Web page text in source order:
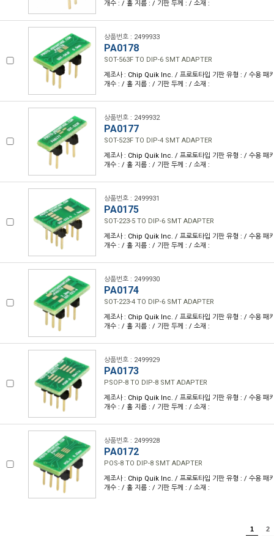
개수 : / 홀 지름 : / 기판 두께 : / 소재 :
상품번호 : 2499933
PA0178
SOT-563F TO DIP-6 SMT ADAPTER
제조사 : Chip Quik Inc. / 프로토타입 기판 유형 : / 수용 패
개수 : / 홀 지름 : / 기판 두께 : / 소재 :
상품번호 : 2499932
PA0177
SOT-523F TO DIP-4 SMT ADAPTER
제조사 : Chip Quik Inc. / 프로토타입 기판 유형 : / 수용 패
개수 : / 홀 지름 : / 기판 두께 : / 소재 :
상품번호 : 2499931
PA0175
SOT-223-5 TO DIP-6 SMT ADAPTER
제조사 : Chip Quik Inc. / 프로토타입 기판 유형 : / 수용 패
개수 : / 홀 지름 : / 기판 두께 : / 소재 :
상품번호 : 2499930
PA0174
SOT-223-4 TO DIP-6 SMT ADAPTER
제조사 : Chip Quik Inc. / 프로토타입 기판 유형 : / 수용 패
개수 : / 홀 지름 : / 기판 두께 : / 소재 :
상품번호 : 2499929
PA0173
PSOP-8 TO DIP-8 SMT ADAPTER
제조사 : Chip Quik Inc. / 프로토타입 기판 유형 : / 수용 패
개수 : / 홀 지름 : / 기판 두께 : / 소재 :
상품번호 : 2499928
PA0172
POS-8 TO DIP-8 SMT ADAPTER
제조사 : Chip Quik Inc. / 프로토타입 기판 유형 : / 수용 패
개수 : / 홀 지름 : / 기판 두께 : / 소재 :
1 2